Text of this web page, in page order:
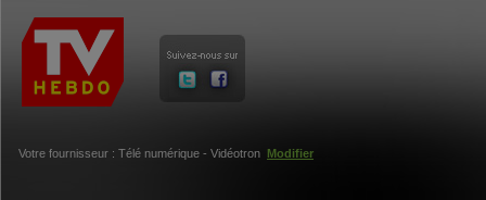
Votre fournisseur : Télé numérique - Vidéotron Modifier